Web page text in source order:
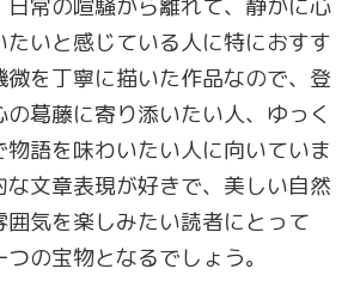
日常の喧騒から離れて、静かに心
いと感じている人に特におすす
を丁寧に描いた作品なので、登
葛藤に寄り添いたい人、ゆっく
物語を味わいたい人に向いていま
文章表現が好きで、美しい自然
気を楽しみたい読者にとって
の宝物となるでしょう。